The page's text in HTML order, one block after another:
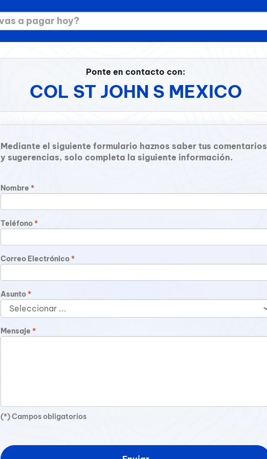
Ponte en contacto con:
COL ST JOHN S MEXICO
Mediante el siguiente formulario haznos saber tus comentarios
y sugerencias, solo completa la siguiente información.
Nombre *
Teléfono*
Correo Electrónico*
Asunto*
Mensaje *
(*) Campos obligatorios